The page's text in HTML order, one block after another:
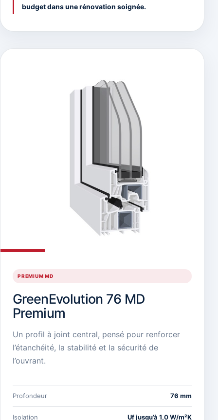
budget dans une rénovation soignée.
PREMIUM MD
GreenEvolution 76 MD
Premium
Un profil à joint central, pensé pour renforcer
l’étanchéité, la stabilité et la sécurité de
l’ouvrant.
Profondeur 76 mm
Isolation Uf jusqu’à 1,0 W/m²K